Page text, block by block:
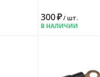
300₽/ шт.
В НАЛИЧИИ